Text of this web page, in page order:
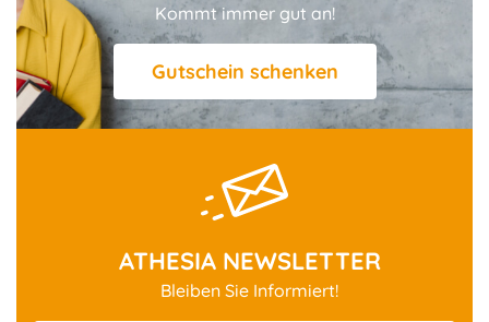
Kommt immer gut an!
Gutschein schenken
ATHESIA NEWSLETTER
Bleiben Sie Informiert!